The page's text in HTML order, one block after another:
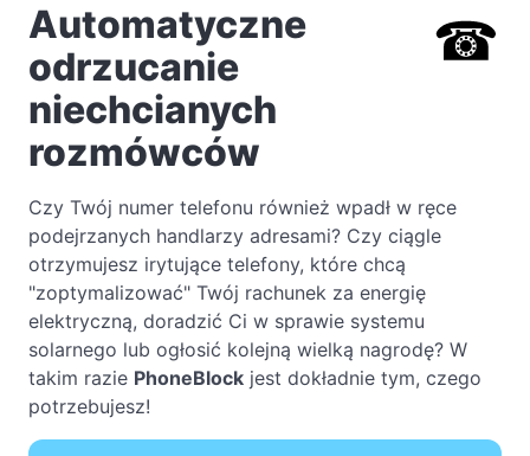
Automatyczne
odrzucanie
niechcianych
rozmówców
Czy Twój numer telefonu również wpadł w ręce
podejrzanych handlarzy adresami? Czy ciągle
otrzymujesz irytujące telefony, które chcą
"zoptymalizować" Twój rachunek za energię
elektryczną, doradzić Ci w sprawie systemu
solarnego lub ogłosić kolejną wielką nagrodę? W
takim razie PhoneBlock jest dokładnie tym, czego
potrzebujesz!